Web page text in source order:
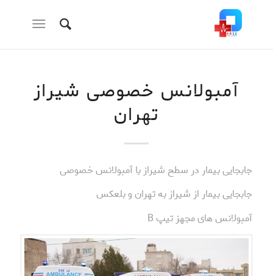
آمبولانس خصوصی شیراز
تهران
جابجایی بیمار در سطح شیراز با آمبولانس خصوصی
جابجایی بیمار از شیراز به تهران و بلعکس
آمبولانس های مجهز تیپ B